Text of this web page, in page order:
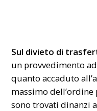
Sul divieto di
un provvedimento
quanto accaduto
massimo
sono trovati dinanzi